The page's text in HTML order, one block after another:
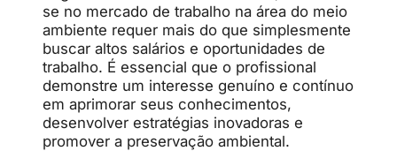
se no mercado de trabalho na área do meio
ambiente requer mais do que simplesmente
buscar altos salários e oportunidades de
trabalho. É essencial que o profissional
demonstre um interesse genuíno e contínuo
em aprimorar seus conhecimentos,
desenvolver estratégias inovadoras e
promover a preservação ambiental.